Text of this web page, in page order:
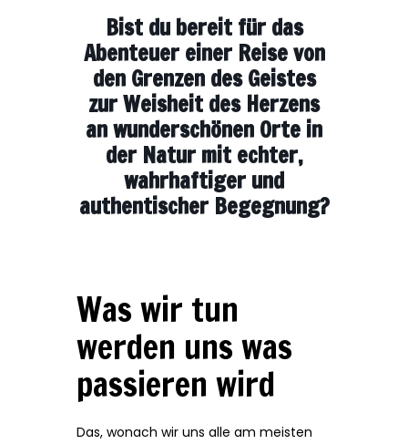
Bist du bereit für das
Abenteuer einer Reise von
den Grenzen des Geistes
zur Weisheit des Herzens
an wunderschönen Orte in
der Natur mit echter,
wahrhaftiger und
authentischer Begegnung?
Was wir tun
werden uns was
passieren wird
Das, wonach wir uns alle am meisten